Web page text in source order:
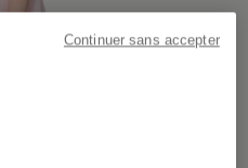
Continuer sans accepter